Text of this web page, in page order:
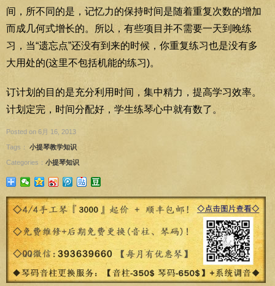
间，所不同的是，记忆力的保持时间是随着重复次数的增加
而成几何式增长的。所以，有些项目并不需要一天到晚练
习，当“遗忘点”还没有到来的时候，你重复练习也是没有多
大用处的(这里不包括机能的练习)。
订计划的目的是充分利用时间，集中精力，提高学习效率。
计划定完，时间分配好，学生练琴心中就有数了。
Posted on 6月 16, 2013
Tags： 小提琴教学知识
Categories： 小提琴知识